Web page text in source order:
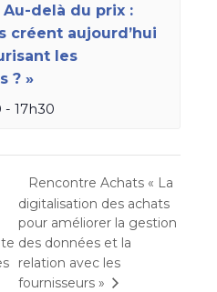
delà du prix :
créent aujourd’hui
les
? »
- 17h30
Rencontre Achats « La
digitalisation des achats
pour améliorer la gestion
des données et la
relation avec les
fournisseurs »